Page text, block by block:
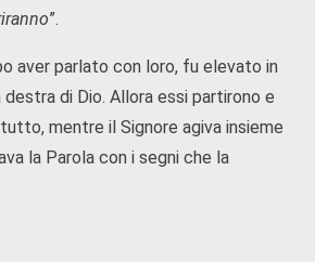
”.
aver parlato con loro, fu elevato in
di Dio. Allora essi partirono e
mentre il Signore agiva insieme
la Parola con i segni che la